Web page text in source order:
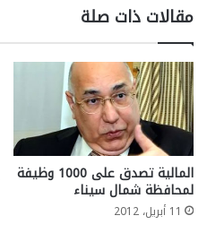
مقالات ذات صلة
المالية تصدق على 1000 وظيفة
لمحافظة شمال سيناء
11 أبريل، 2012